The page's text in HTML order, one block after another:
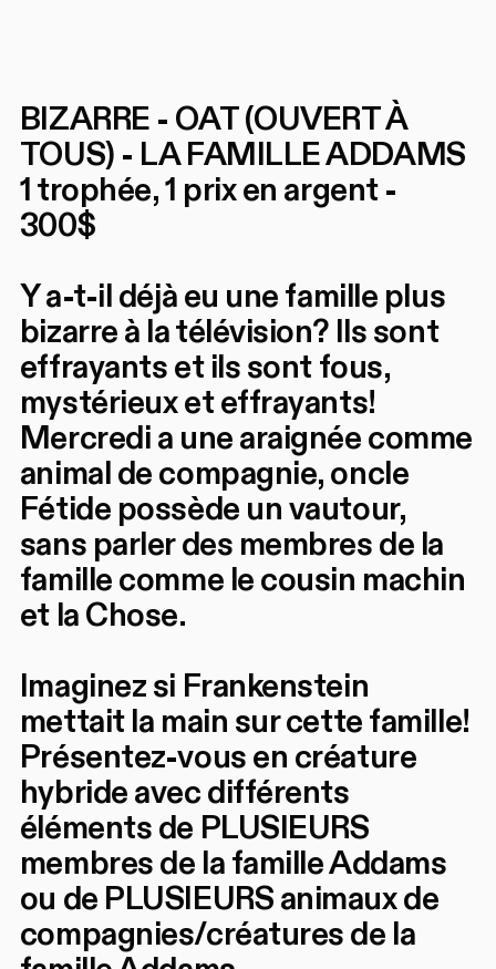
BIZARRE - OAT (OUVERT À
TOUS) - LA FAMILLE ADDAMS
1 trophée, 1 prix en argent -
300$
Y a-t-il déjà eu une famille plus
bizarre à la télévision? Ils sont
effrayants et ils sont fous,
mystérieux et effrayants!
Mercredi a une araignée comme
animal de compagnie, oncle
Fétide possède un vautour,
sans parler des membres de la
famille comme le cousin machin
et la Chose.
Imaginez si Frankenstein
mettait la main sur cette famille!
Présentez-vous en créature
hybride avec différents
éléments de PLUSIEURS
membres de la famille Addams
ou de PLUSIEURS animaux de
compagnies/créatures de la